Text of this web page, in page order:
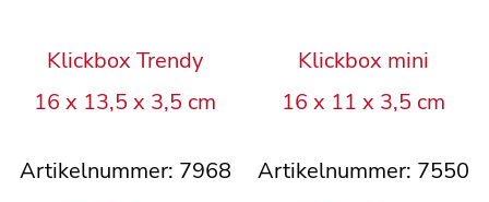
Klickbox mini
16 x 11 x 3,5 cm
Artikelnummer: 7550
Klickbox Trendy
16 x 13,5 x 3,5 cm
Artikelnummer: 7968